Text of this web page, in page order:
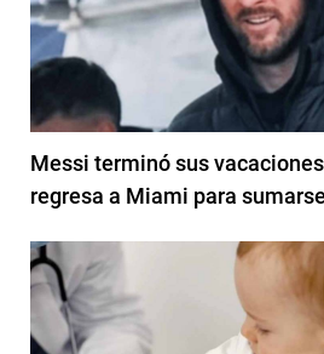
Messi terminó sus
regresa a Miami para